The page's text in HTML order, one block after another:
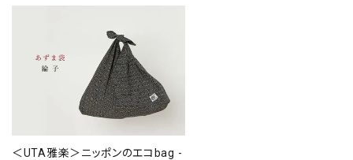
＜UTA雅楽＞ニッポンのエコbag -